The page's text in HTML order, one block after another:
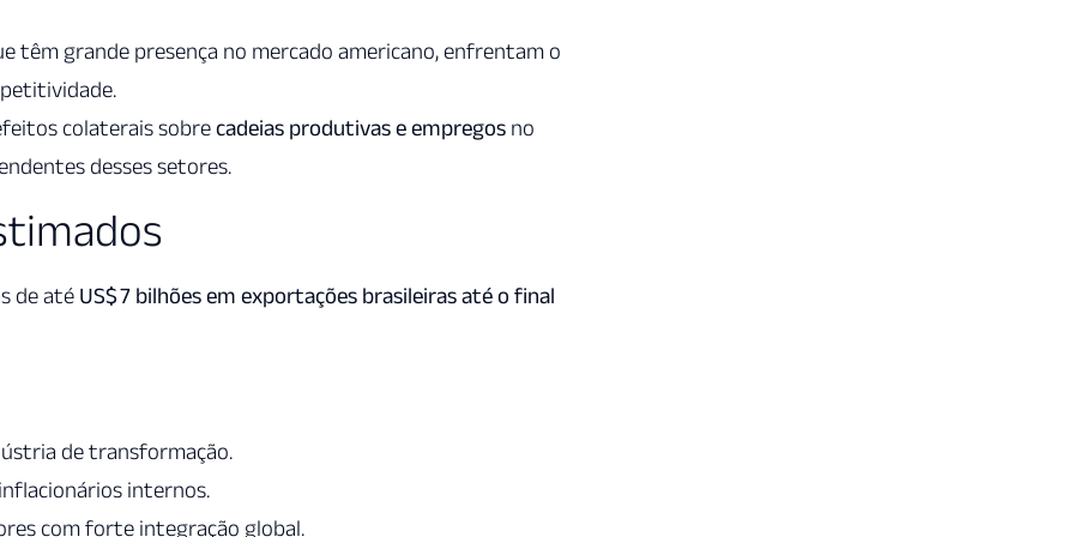
têm grande presença no mercado americano, enfrentam o
colaterais sobrecadeias produtivas e empregos no
desses setores.
de até US$ 7 bilhões em exportações brasileiras até o final
de transformação.
internos.
com forte integração global.